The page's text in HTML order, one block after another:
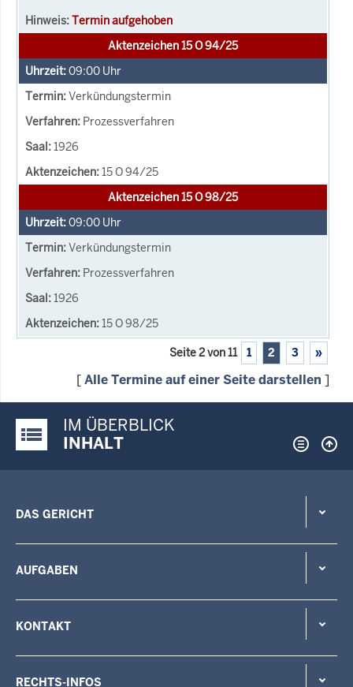
Termin aufgehoben
Aktenzeichen 15 O 94/25
09:00 Uhr
Verkündungstermin
Prozessverfahren
1926
15 O 94/25
Aktenzeichen 15 O 98/25
09:00 Uhr
Verkündungstermin
Prozessverfahren
1926
15 O 98/25
Seite 2 von 11 1 2 3 »
[Alle Termine auf einer Seite darstellen ]
Justiz-Portal im Überblick:
IM ÜBERBLICK
INHALT
DAS GERICHT
AUFGABEN
KONTAKT
RECHTS-INFOS